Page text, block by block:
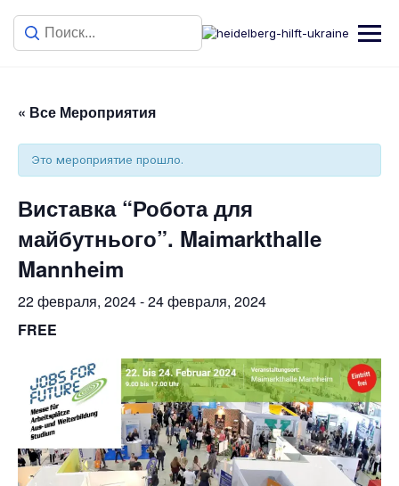
« Все Мероприятия
Это мероприятие прошло.
Виставка “Робота для
майбутнього”. Maimarkthalle
Mannheim
22 февраля, 2024-24 февраля, 2024
FREE